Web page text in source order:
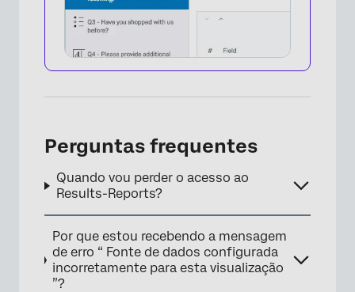
Perguntas frequentes
Quando vou perder o acesso ao
Results-Reports?
Por que estou recebendo a mensagem
de erro “ Fonte de dados configurada
incorretamente para esta visualização
”?